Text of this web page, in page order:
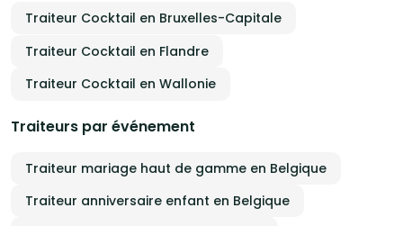
Traiteur Cocktail en Bruxelles-Capitale
Traiteur Cocktail en Flandre
Traiteur Cocktail en Wallonie
Traiteurs par événement
Traiteur mariage haut de gamme en Belgique
Traiteur anniversaire enfant en Belgique